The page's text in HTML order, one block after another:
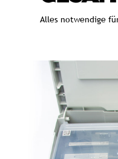
Alles notwendige